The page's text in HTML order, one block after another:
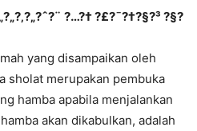
?…?† ?£?¯?†?§?³ ?§?
yang disampaikan oleh
sholat merupakan pembuka
hamba apabila menjalankan
akan dikabulkan, adalah